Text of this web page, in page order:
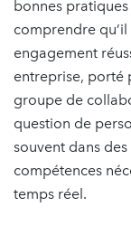
bonnes
comprendre qu’il
engagement
entreprise, porté
groupe de
question de
souvent dans
compétences
temps réel.